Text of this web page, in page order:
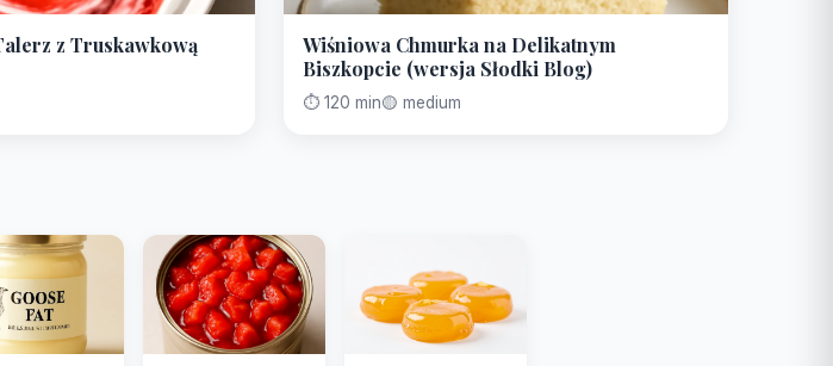
z Truskawkową
Wiśniowa Chmurka na Delikatnym
Biszkopcie (wersja Słodki Blog)
⏱️ 120 min🟡 medium